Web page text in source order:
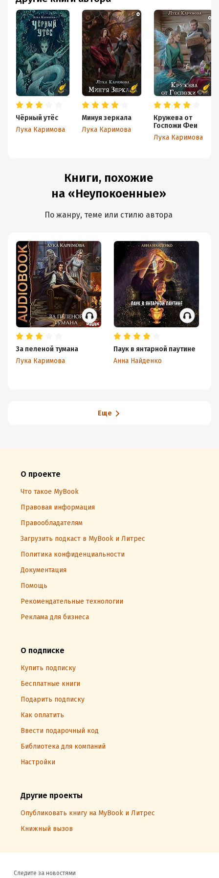
Чёрный утёс
Лука Каримова
Минуя зеркала
Лука Каримова
Кружева от
Госпожи Феи
Лука Каримова
Книги, похожие
на «Неупокоенные»
По жанру, теме или стилю автора
За пеленой тумана
Лука Каримова
Паук в янтарной паутине
Анна Найденко
Еще
О проекте
Что такое MyBook
Правовая информация
Правообладателям
Загрузить подкаст в MyBook и Литрес
Политика конфиденциальности
Документация
Помощь
Рекомендательные технологии
Реклама для бизнеса
О подписке
Купить подписку
Бесплатные книги
Подарить подписку
Как оплатить
Ввести подарочный код
Библиотека для компаний
Настройки
Другие проекты
Опубликовать книгу на MyBook и Литрес
Книжный вызов
Следите за новостями